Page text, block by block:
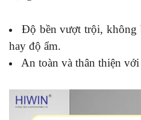
Độ bền vượt trội, không
hay độ ẩm.
An toàn và thân thiện